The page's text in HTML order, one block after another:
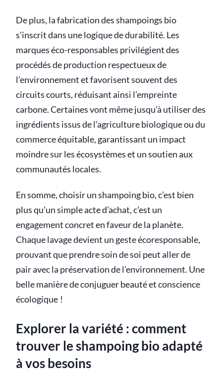
De plus, la fabrication des shampoings bio
s’inscrit dans une logique de durabilité. Les
marques éco-responsables privilégient des
procédés de production respectueux de
l’environnement et favorisent souvent des
circuits courts, réduisant ainsi l’empreinte
carbone. Certaines vont même jusqu’à utiliser des
ingrédients issus de l’agriculture biologique ou du
commerce équitable, garantissant un impact
moindre sur les écosystèmes et un soutien aux
communautés locales.
En somme, choisir un shampoing bio, c’est bien
plus qu’un simple acte d’achat, c’est un
engagement concret en faveur de la planète.
Chaque lavage devient un geste écoresponsable,
prouvant que prendre soin de soi peut aller de
pair avec la préservation de l’environnement. Une
belle manière de conjuguer beauté et conscience
écologique !
Explorer la variété : comment
trouver le shampoing bio adapté
à vos besoins